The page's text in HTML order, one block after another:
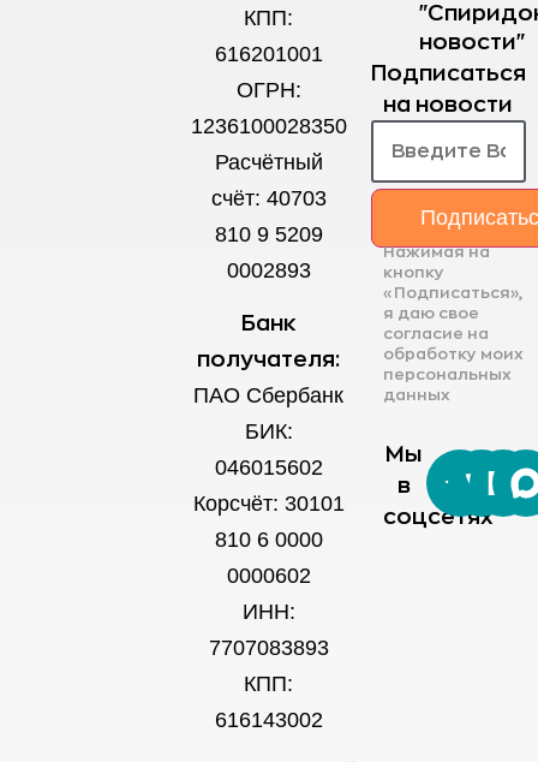
КПП:
616201001
ОГРН:
1236100028350
Расчётный
счёт: 40703
810 9 5209
0002893
Банк
получателя:
ПАО Сбербанк
БИК:
046015602
Корсчёт: 30101
810 6 0000
0000602
ИНН:
7707083893
КПП:
616143002
новости"
Подписаться
на новости
Нажимая на
кнопку
«Подписаться»,
я даю свое
согласие на
обработку моих
персональных
данных
Мы
в
соцсетях